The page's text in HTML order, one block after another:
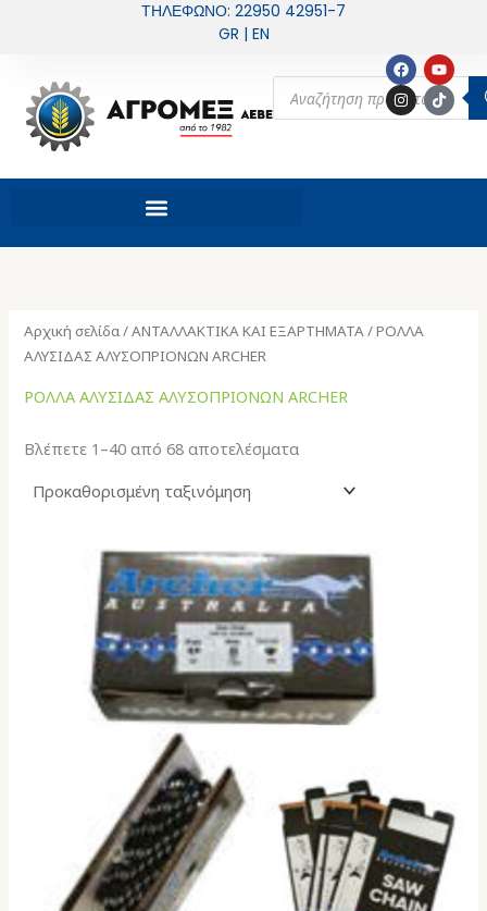
ΤΗΛΕΦΩΝΟ: 22950 42951-7
GR | EN
Products
search
F
a
c
e
b
Y
o
u
t
u
I
n
s
t
a
m
T
i
k
t
o
Αρχική σελίδα/ΑΝΤΑΛΛΑΚΤΙΚΑ ΚΑΙ ΕΞΑΡΤΗΜΑΤΑ/ ΡΟΛΛΑ
ΑΛΥΣΙΔΑΣ ΑΛΥΣΟΠΡΙONΩΝ ARCHER
ΡΟΛΛΑ ΑΛΥΣΙΔΑΣ ΑΛΥΣΟΠΡΙONΩΝ ARCHER
Βλέπετε 1–40 από 68 αποτελέσματα